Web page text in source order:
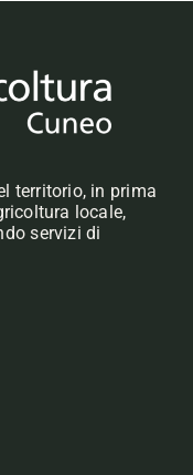
territorio, in prima
locale,
servizi di